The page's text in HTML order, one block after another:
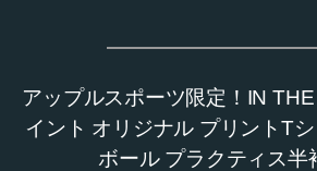
アップルスポーツ限定！IN
イント オリジナル プリントT
ボール プラクティス半